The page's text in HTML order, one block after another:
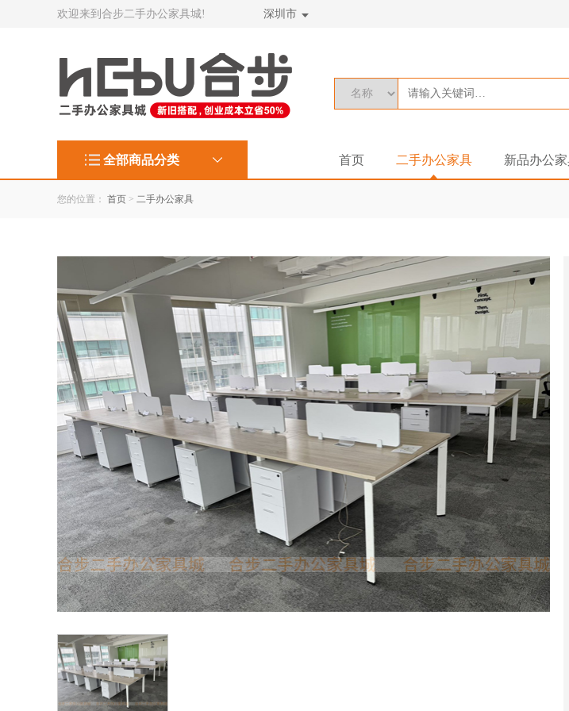
欢迎来到合步二手办公家具城! 深圳市
全部商品分类 首页 二手办公家具 新品办公
您的位置： 首页 > 二手办公家具